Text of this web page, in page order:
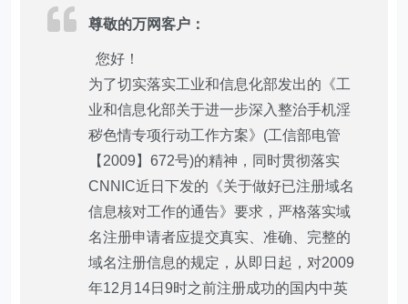
尊敬的万网客户：
您好！
为了切实落实工业和信息化部发出的《工
业和信息化部关于进一步深入整治手机淫
秽色情专项行动工作方案》(工信部电管
【2009】672号)的精神，同时贯彻落实
CNNIC近日下发的《关于做好已注册域名
信息核对工作的通告》要求，严格落实域
名注册申请者应提交真实、准确、完整的
域名注册信息的规定，从即日起，对2009
年12月14日9时之前注册成功的国内中英